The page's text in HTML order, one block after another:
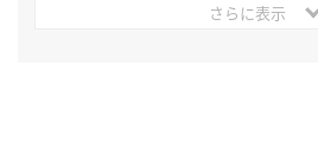
さらに表示